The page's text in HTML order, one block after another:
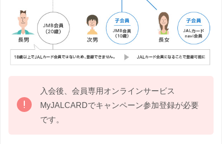
入会後、会員専用オンラインサービス
MyJALCARDでキャンペーン参加登録が必要
です。